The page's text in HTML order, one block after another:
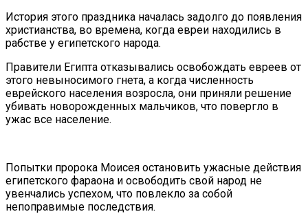
История этого праздника началась задолго до появления
христианства, во времена, когда евреи находились в
рабстве у египетского народа.
Правители Египта отказывались освобождать евреев от
этого невыносимого гнета, а когда численность
еврейского населения возросла, они приняли решение
убивать новорожденных мальчиков, что повергло в
ужас все население.
Попытки пророка Моисея остановить ужасные действия
египетского фараона и освободить свой народ не
увенчались успехом, что повлекло за собой
непоправимые последствия.